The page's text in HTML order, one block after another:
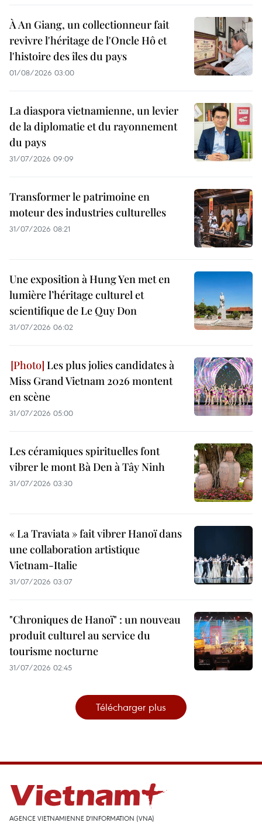
À An Giang, un collectionneur fait
revivre l'héritage de l'Oncle Hô et
l'histoire des îles du pays
01/08/2026 03:00
La diaspora vietnamienne, un levier
de la diplomatie et du rayonnement
du pays
31/07/2026 09:09
Transformer le patrimoine en
moteur des industries culturelles
31/07/2026 08:21
Une exposition à Hung Yen met en
lumière l’héritage culturel et
scientifique de Le Quy Don
31/07/2026 06:02
Les plus jolies candidates à
Miss Grand Vietnam 2026 montent
en scène
31/07/2026 05:00
Les céramiques spirituelles font
vibrer le mont Bà Den à Tây Ninh
31/07/2026 03:30
« La Traviata » fait vibrer Hanoï dans
une collaboration artistique
Vietnam-Italie
31/07/2026 03:07
"Chroniques de Hanoï" : un nouveau
produit culturel au service du
tourisme nocturne
31/07/2026 02:45
Télécharger plus
AGENCE VIETNAMIENNE D'INFORMATION (VNA)